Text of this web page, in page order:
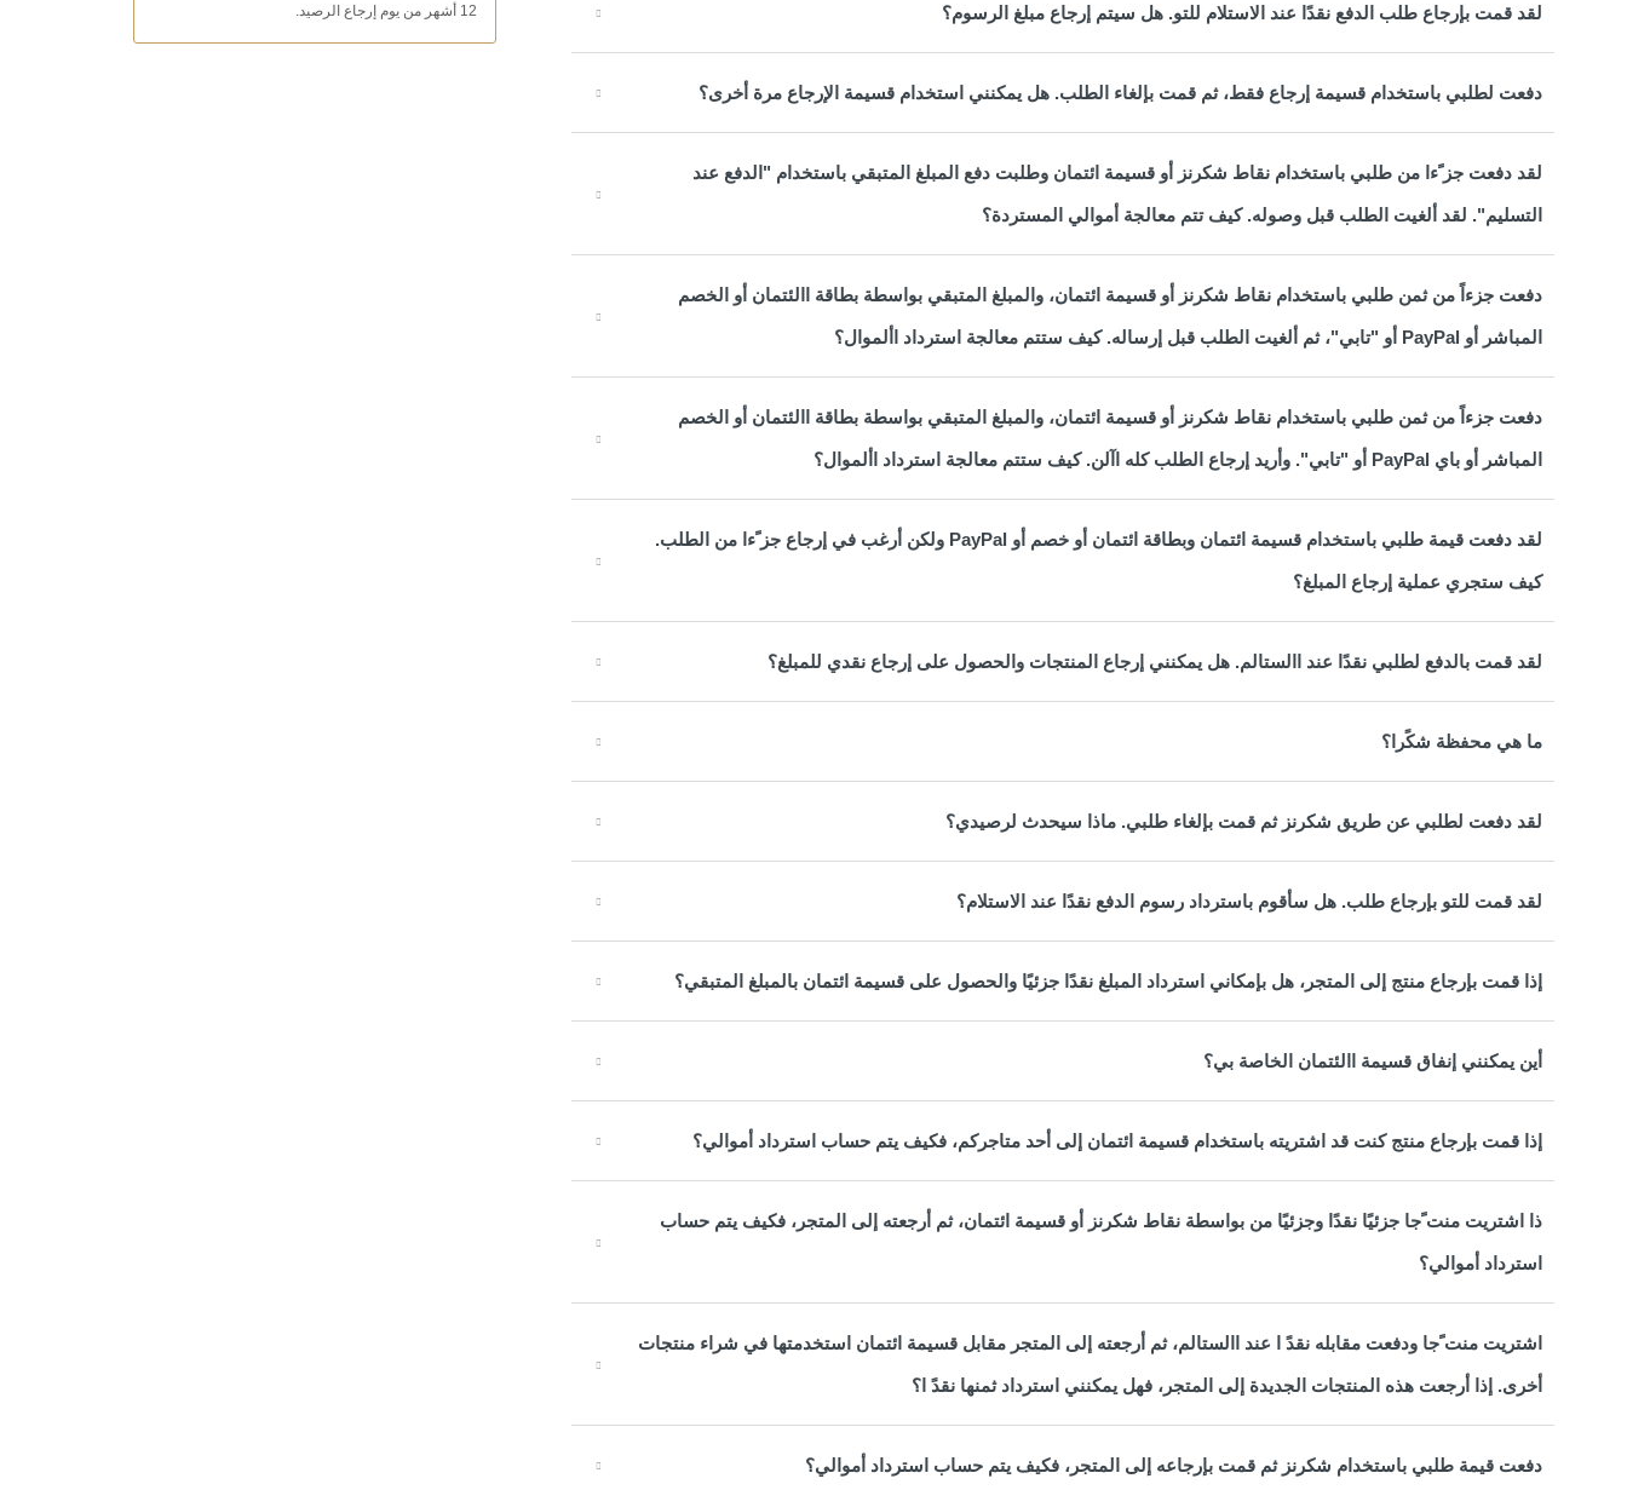
لقد قمت بإرجاع طلب الدفع نقدًا عند الاستلام للتو. هل سيتم إرجاع مبلغ الرسوم؟
دفعت لطلبي باستخدام قسيمة إرجاع فقط، ثم قمت بإلغاء الطلب. هل يمكنني استخدام قسيمة الإرجاع مرة أخرى؟
لقد دفعت جز ًءا من طلبي باستخدام نقاط شكرنز أو قسيمة ائتمان وطلبت دفع المبلغ المتبقي باستخدام "الدفع عند
التسليم". لقد ألغيت الطلب قبل وصوله. كيف تتم معالجة أموالي المستردة؟
دفعت جزءاً من ثمن طلبي باستخدام نقاط شكرنز أو قسيمة ائتمان، والمبلغ المتبقي بواسطة بطاقة االئتمان أو الخصم
المباشر أو PayPal أو "تابي"، ثم ألغيت الطلب قبل إرساله. كيف ستتم معالجة استرداد األموال؟
دفعت جزءاً من ثمن طلبي باستخدام نقاط شكرنز أو قسيمة ائتمان، والمبلغ المتبقي بواسطة بطاقة االئتمان أو الخصم
المباشر أو باي PayPal أو "تابي". وأريد إرجاع الطلب كله اآلن. كيف ستتم معالجة استرداد األموال؟
لقد دفعت قيمة طلبي باستخدام قسيمة ائتمان وبطاقة ائتمان أو خصم أو PayPal ولكن أرغب في إرجاع جز ًءا من الطلب.
كيف ستجري عملية إرجاع المبلغ؟
لقد قمت بالدفع لطلبي نقدًا عند االستالم. هل يمكنني إرجاع المنتجات والحصول على إرجاع نقدي للمبلغ؟
ما هي محفظة شكًرا؟
لقد دفعت لطلبي عن طريق شكرنز ثم قمت بإلغاء طلبي. ماذا سيحدث لرصيدي؟
لقد قمت للتو بإرجاع طلب. هل سأقوم باسترداد رسوم الدفع نقدًا عند الاستلام؟
إذا قمت بإرجاع منتج إلى المتجر، هل بإمكاني استرداد المبلغ نقدًا جزئيًا والحصول على قسيمة ائتمان بالمبلغ المتبقي؟
أين يمكنني إنفاق قسيمة االئتمان الخاصة بي؟
إذا قمت بإرجاع منتج كنت قد اشتريته باستخدام قسيمة ائتمان إلى أحد متاجركم، فكيف يتم حساب استرداد أموالي؟
ذا اشتريت منت ًجا جزئيًا نقدًا وجزئيًا من بواسطة نقاط شكرنز أو قسيمة ائتمان، ثم أرجعته إلى المتجر، فكيف يتم حساب
استرداد أموالي؟
اشتريت منت ًجا ودفعت مقابله نقدً ا عند االستالم، ثم أرجعته إلى المتجر مقابل قسيمة ائتمان استخدمتها في شراء منتجات
أخرى. إذا أرجعت هذه المنتجات الجديدة إلى المتجر، فهل يمكنني استرداد ثمنها نقدً ا؟
دفعت قيمة طلبي باستخدام شكرنز ثم قمت بإرجاعه إلى المتجر، فكيف يتم حساب استرداد أموالي؟
12 أشهر من يوم إرجاع الرصيد.